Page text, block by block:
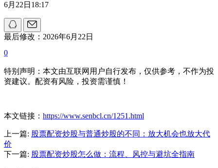
6月22日18:17
最后修改：2026年6月22日
0
特别声明：本文由互联网用户自行发布，仅供参考，不作为投
资建议。配资有风险，投资需谨慎！
本文链接： https://www.senbcl.cn/1251.html
上一篇: 股票配资炒股与普通炒股的不同：放大机会也放大代
价
下一篇: 股票配资炒股怎么做：流程、风控与避坑全指南